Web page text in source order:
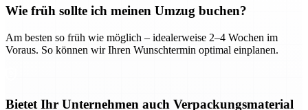
Wie früh sollte ich meinen Umzug buchen?
Am besten so früh wie möglich – idealerweise 2–4 Wochen im
Voraus. So können wir Ihren Wunschtermin optimal einplanen.
Bietet Ihr Unternehmen auch Verpackungsmaterial